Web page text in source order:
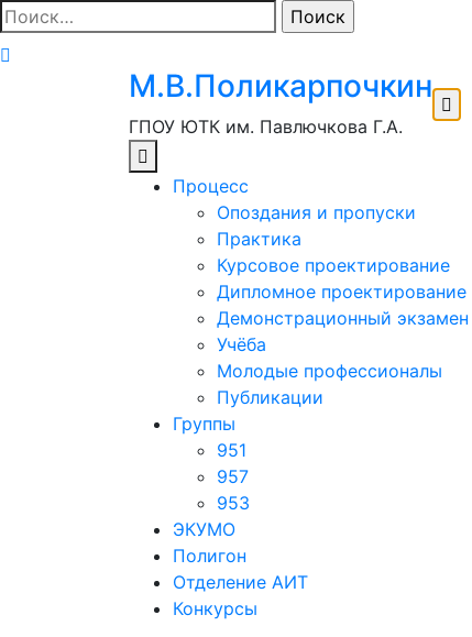
Перейти
к
содержимому
Найти:
М.В.Поликарпочкин
ГПОУ ЮТК им. Павлючкова Г.А.
Процесс
Опоздания и пропуски
Практика
Курсовое проектирование
Дипломное проектирование
Демонстрационный экзамен
Учёба
Молодые профессионалы
Публикации
Группы
951
957
953
ЭКУМО
Полигон
Отделение АИТ
Конкурсы